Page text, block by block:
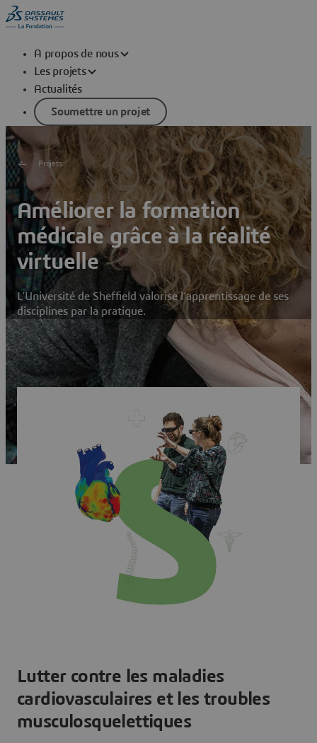
A propos de nous
Les projets
Actualités
Soumettre un projet
Projets
Améliorer la formation
médicale grâce à la réalité
virtuelle
L’Université de Sheffield valorise l’apprentissage de ses
disciplines par la pratique.
Lutter contre les maladies
cardiovasculaires et les troubles
musculosquelettiques